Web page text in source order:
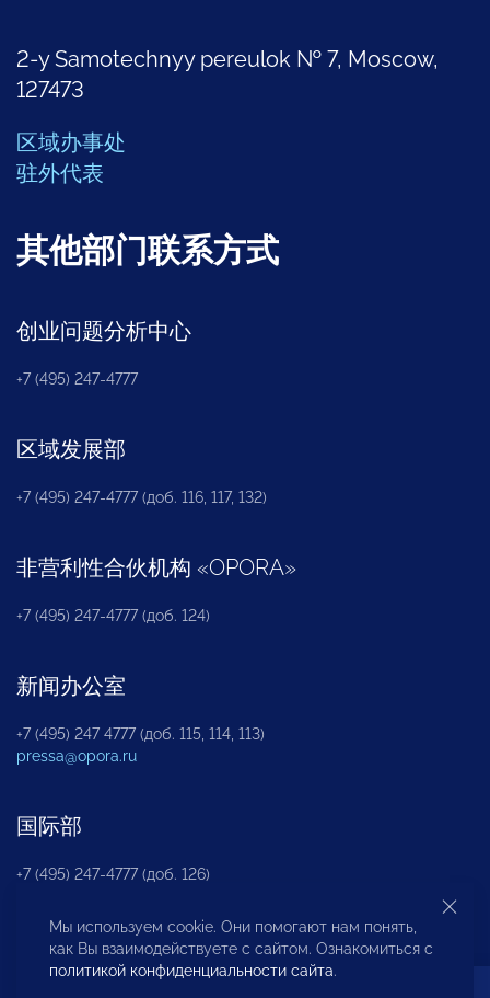
2-y Samotechnyy pereulok № 7, Moscow,
127473
区域办事处
驻外代表
其他部门联系方式
创业问题分析中心
+7 (495) 247-4777
区域发展部
+7 (495) 247-4777 (доб. 116, 117, 132)
非营利性合伙机构 «OPORA»
+7 (495) 247-4777 (доб. 124)
新闻办公室
+7 (495) 247 4777 (доб. 115, 114, 113)
pressa@opora.ru
国际部
+7 (495) 247-4777 (доб. 126)
商投权益保护部
Мы используем cookie. Они помогают нам понять,
как Вы взаимодействуете с сайтом. Ознакомиться с
политикой конфиденциальности сайта.